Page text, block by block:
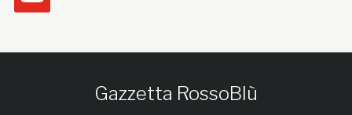
Gazzetta RossoBlù